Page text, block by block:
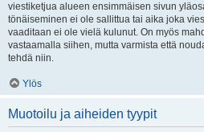
viestiketjua alueen ensimmäisen sivun
tönäiseminen ei ole sallittua tai aika joka
vaaditaan ei ole vielä kulunut. On myös
vastaamalla siihen, mutta varmista että
tehdä niin.
Ylös
Muotoilu ja aiheiden tyypit